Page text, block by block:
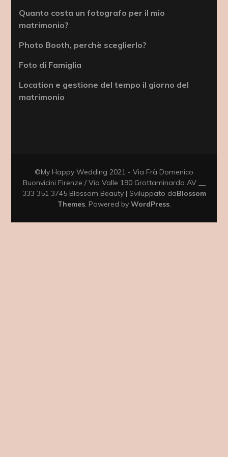
Quanto costa un fotografo per il mio
matrimonio?
Photo Booth, perchè sceglierlo?
Foto di Famiglia
Location e gestione del tempo il giorno del
matrimonio
©My Happy Wedding 2021 - Via Frà Domenico
Buonvicini Firenze / Via Valle 190 Grottaminarda AV __
333 351 3745 Blossom Beauty | Sviluppato daBlossom
Themes. Powered by WordPress.